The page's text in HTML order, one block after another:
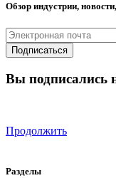
Обзор индустрии,
Вы подписались
Продолжить
Разделы